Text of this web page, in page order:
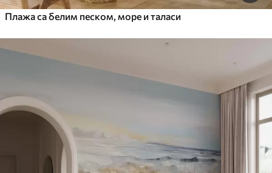
Плажа са белим песком, море и таласи